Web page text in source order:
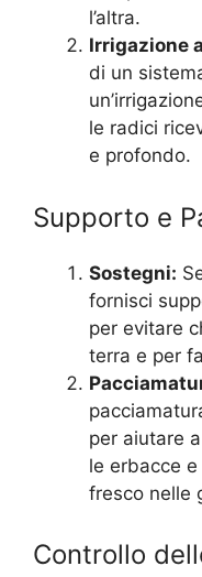
l’altra.
Irrigazione
di un
le radici
e profondo.
Supporto e
Sostegni:
fornisci
per evitare
terra e per
per aiutare
le erbacce
fresco nelle
Controllo